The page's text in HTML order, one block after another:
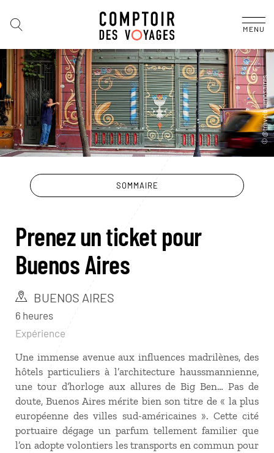
MENU
SOMMAIRE
Prenez un ticket pour
Buenos Aires
BUENOS AIRES
6 heures
Expérience
Une immense avenue aux influences madrilènes, des
hôtels particuliers à l’architecture haussmannienne,
une tour d’horloge aux allures de Big Ben… Pas de
doute, Buenos Aires mérite bien son titre de « la plus
européenne des villes sud-américaines ». Cette cité
portuaire dégage un parfum tellement familier que
l’on adopte volontiers les transports en commun pour